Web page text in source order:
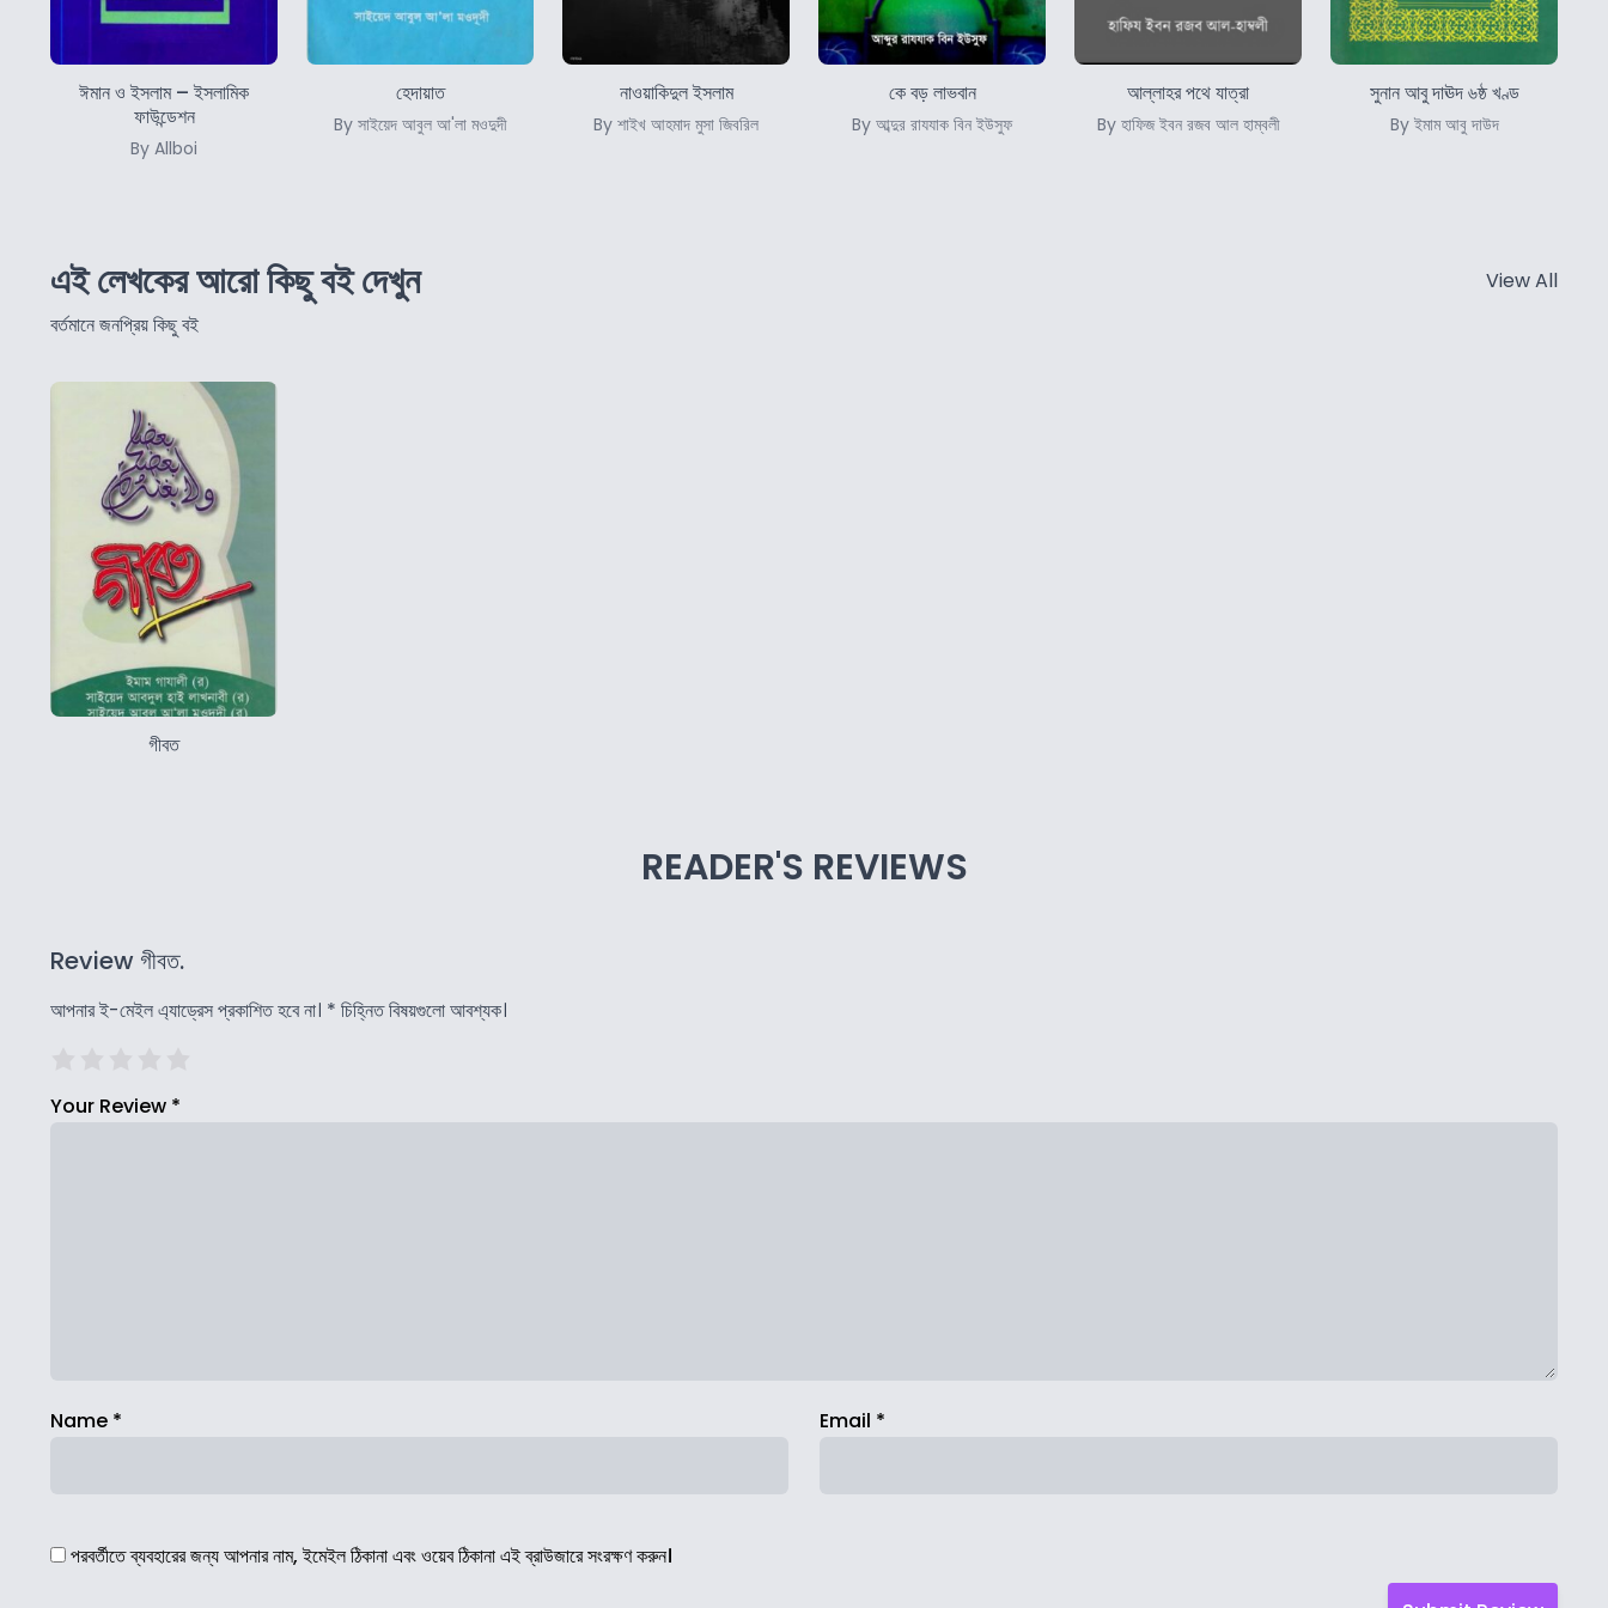
ঈমান ও ইসলাম – ইসলামিক
ফাউন্ডেশন
By Allboi
হেদায়াত
By সাইয়েদ আবুল আ'লা মওদুদী
নাওয়াকিদুল ইসলাম
By শাইখ আহমাদ মুসা জিবরিল
কে বড় লাভবান
By আব্দুর রাযযাক বিন ইউসুফ
আল্লাহর পথে যাত্রা
By হাফিজ ইবন রজব আল হাম্বলী
সুনান আবু দাঊদ ৬ষ্ঠ খণ্ড
By ইমাম আবু দাউদ
এই লেখকের আরো কিছু বই দেখুন
বর্তমানে জনপ্রিয় কিছু বই
View All
গীবত
READER'S REVIEWS
Review গীবত.
আপনার ই-মেইল এ্যাড্রেস প্রকাশিত হবে না। * চিহ্নিত বিষয়গুলো আবশ্যক।
Your Review *
Name * Email *
পরবর্তীতে ব্যবহারের জন্য আপনার নাম, ইমেইল ঠিকানা এবং ওয়েব ঠিকানা এই ব্রাউজারে সংরক্ষণ করুন।